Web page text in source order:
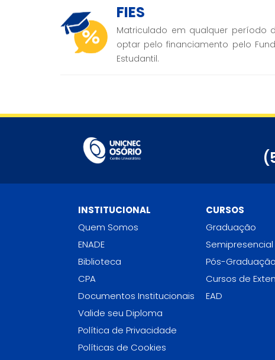
FIES
Matriculado em qualquer período
optar pelo financiamento pelo
Estudantil.
INSTITUCIONAL
Quem Somos
ENADE
Biblioteca
CPA
Documentos Institucionais
Valide seu Diploma
Política de Privacidade
Políticas de Cookies
CURSOS
Graduação
Semipresencial
Pós-Graduação
Cursos de
EAD